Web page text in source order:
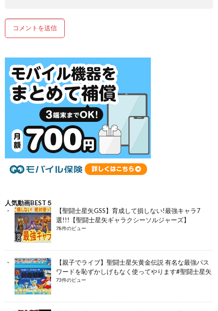
人気動画BEST５
【聖闘士星矢GSS】育成して損しない!最強キャラ7
選!!!【聖闘士星矢ギャラクシーソルジャーズ】
78件のビュー
【親子でライブ】聖闘士星矢黄金伝説 有名な最強パス
ワードを恥ずかしげもなく使ってやります#聖闘士星矢
73件のビュー